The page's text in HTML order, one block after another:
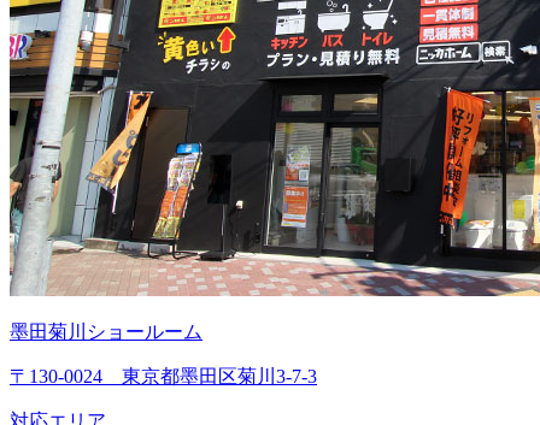
墨田菊川ショールーム
〒130-0024 東京都墨田区菊川3-7-3
対応エリア